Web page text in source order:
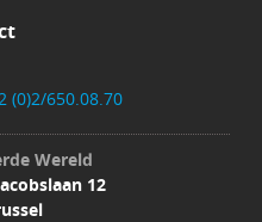
(0)2/650.08.70
Wereld
12